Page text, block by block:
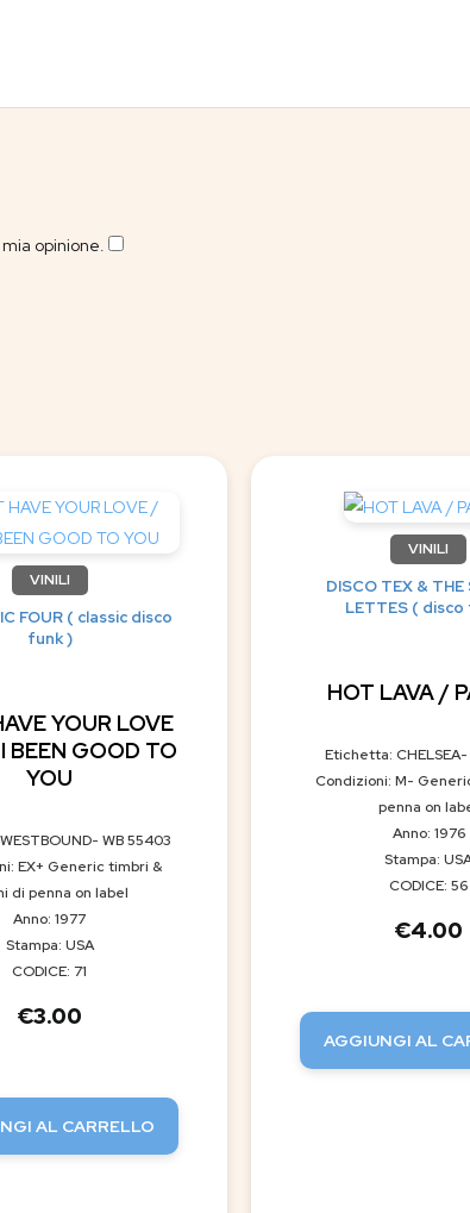
opinione.
VINILI
FOUR ( classic disco
funk )
YOUR LOVE
BEEN GOOD TO
YOU
WB 55403
EX+ Generic timbri &
di penna on label
Anno: 1977
Stampa: USA
CODICE: 71
€3.00
AL CARRELLO
VINILI
DISCO TEX &
LETTES ( disco
HOT LAVA /
Etichetta:
Condizioni: M-
penna on
Anno: 1976
Stampa:
CODICE: 56
€4.00
AGGIUNGI AL